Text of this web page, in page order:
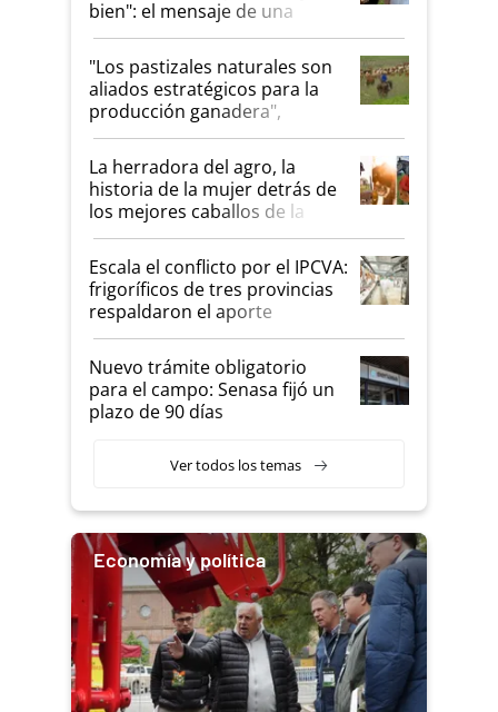
bien": el mensaje de una
ganadera uruguaya sobre las
oportunidades que se abren
para el agro en Argentina, con
foco en la carne
"Los pastizales naturales son
aliados estratégicos para la
producción ganadera",
destaca la iniciativa que ya
reúne a 46 establecimientos
en Argentina
La herradora del agro, la
historia de la mujer detrás de
los mejores caballos de la
Argentina y los mitos que
todavía hacen sufrir a estos
animales: "Mientras me
descalificaban, yo seguí
haciendo currículum"
Escala el conflicto por el IPCVA:
frigoríficos de tres provincias
respaldaron el aporte
obligatorio
Nuevo trámite obligatorio
para el campo: Senasa fijó un
plazo de 90 días
Ver todos los temas
Economía y política